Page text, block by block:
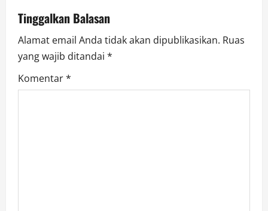
i
o
n
Tinggalkan Balasan
Alamat email Anda tidak akan dipublikasikan. Ruas
yang wajib ditandai *
Komentar*